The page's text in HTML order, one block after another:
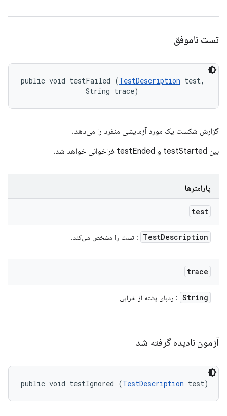
تست ناموفق
public void testFailed (TestDescription test,
                String trace)
گزارش شکست یک مورد آزمایشی منفرد را می‌دهد.
بین testStarted و testEnded فراخوانی خواهد شد.
پارامترها
test
TestDescription : تست را مشخص می‌کند.
trace
String : ردپای پشته از خرابی
آزمون نادیده گرفته شد
public void testIgnored (TestDescription test)